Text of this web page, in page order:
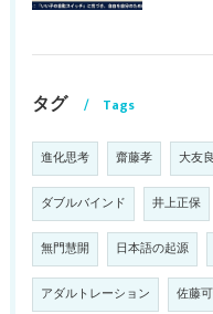
タグ Tags
進化思考 齋藤孝 大友
ダブルバインド 井上正保
無門慧開 日本語の起源
アダルトレーション 佐藤